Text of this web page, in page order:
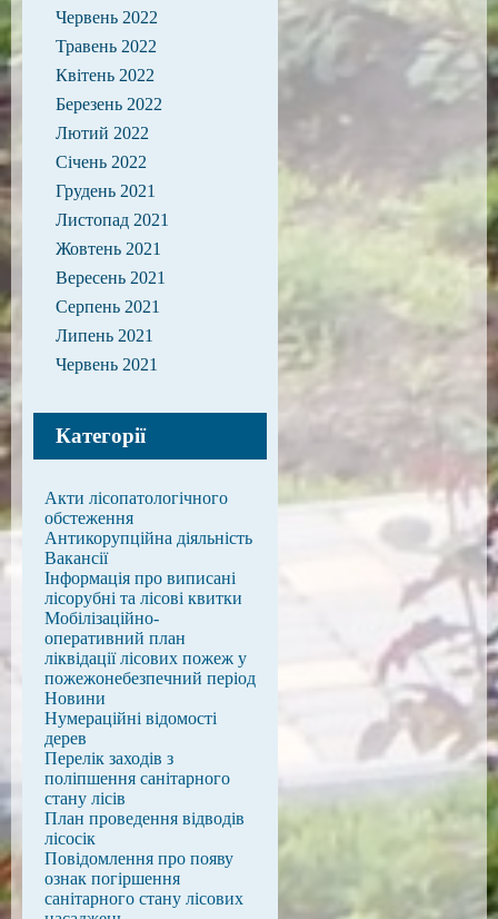
Червень 2022
Травень 2022
Квітень 2022
Березень 2022
Лютий 2022
Січень 2022
Грудень 2021
Листопад 2021
Жовтень 2021
Вересень 2021
Серпень 2021
Липень 2021
Червень 2021
Категорії
Акти лісопатологічного
обстеження
Антикорупційна діяльність
Вакансії
Інформація про виписані
лісорубні та лісові квитки
Мобілізаційно-
оперативний план
ліквідації лісових пожеж у
пожежонебезпечний період
Новини
Нумераційні відомості
дерев
Перелік заходів з
поліпшення санітарного
стану лісів
План проведення відводів
лісосік
Повідомлення про появу
ознак погіршення
санітарного стану лісових